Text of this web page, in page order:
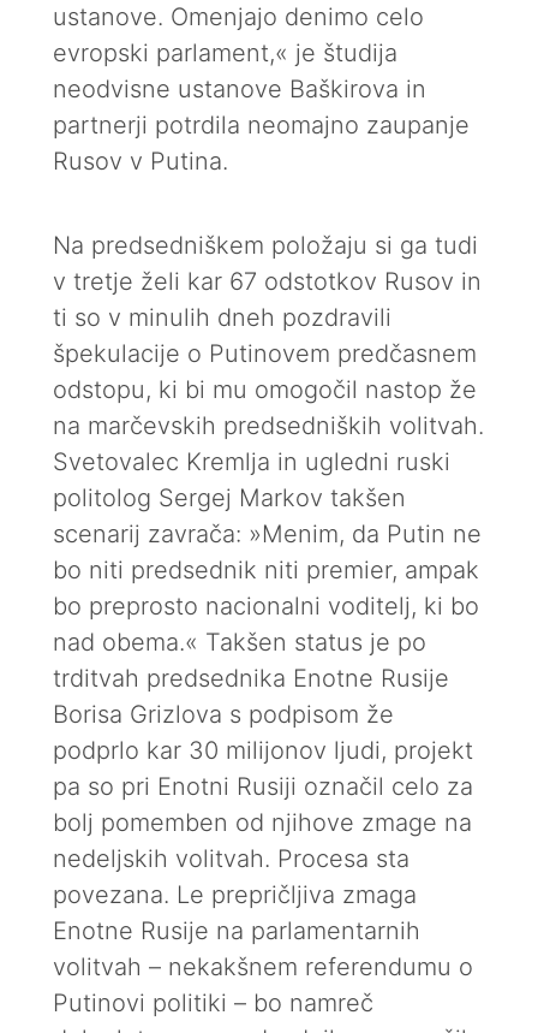
ustanove. Omenjajo denimo celo
evropski parlament,« je študija
neodvisne ustanove Baškirova in
partnerji potrdila neomajno zaupanje
Rusov v Putina.
Na predsedniškem položaju si ga tudi
v tretje želi kar 67 odstotkov Rusov in
ti so v minulih dneh pozdravili
špekulacije o Putinovem predčasnem
odstopu, ki bi mu omogočil nastop že
na marčevskih predsedniških volitvah.
Svetovalec Kremlja in ugledni ruski
politolog Sergej Markov takšen
scenarij zavrača: »Menim, da Putin ne
bo niti predsednik niti premier, ampak
bo preprosto nacionalni voditelj, ki bo
nad obema.« Takšen status je po
trditvah predsednika Enotne Rusije
Borisa Grizlova s podpisom že
podprlo kar 30 milijonov ljudi, projekt
pa so pri Enotni Rusiji označil celo za
bolj pomemben od njihove zmage na
nedeljskih volitvah. Procesa sta
povezana. Le prepričljiva zmaga
Enotne Rusije na parlamentarnih
volitvah – nekakšnem referendumu o
Putinovi politiki – bo namreč